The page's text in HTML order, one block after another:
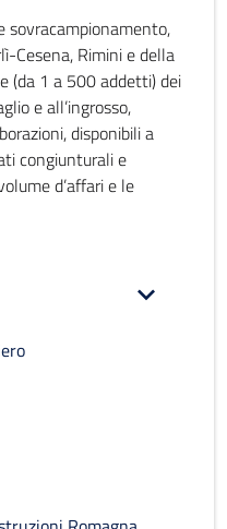
sovracampionamento,
Cesena, Rimini e della
(da 1 a 500 addetti) dei
e all’ingrosso,
disponibili a
congiunturali e
d’affari e le